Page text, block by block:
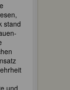
stand
und